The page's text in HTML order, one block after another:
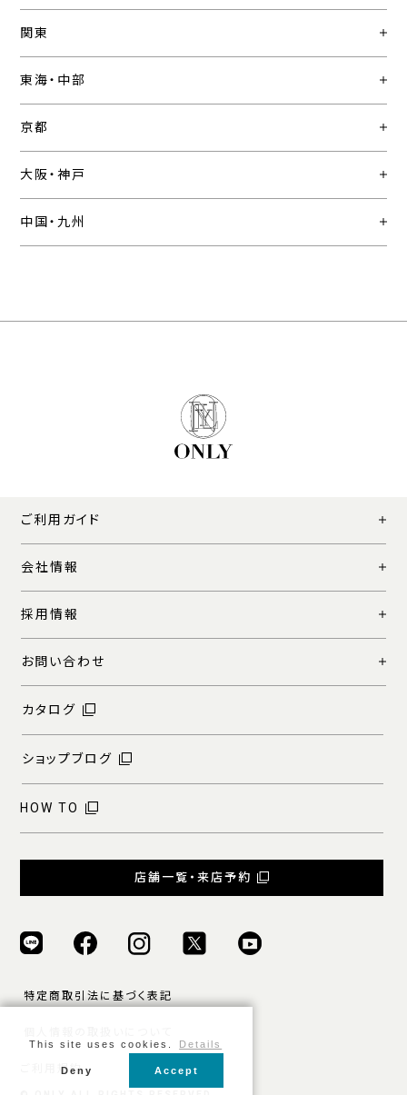
関東
東海・中部
京都
大阪・神戸
中国・九州
ご利用ガイド
会社情報
採用情報
お問い合わせ
カタログ
ショップブログ
HOW TO
店舗一覧・来店予約
特定商取引法に基づく表記
ご利用規約
This site uses cookies. Details
Deny Accept